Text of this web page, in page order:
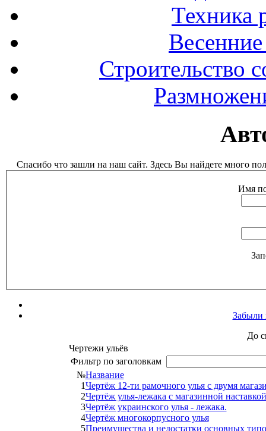
Техника
Строительство
Спасибо что зашли на наш сайт. Здесь Вы найдете много
Имя
Забыли
До
Чертежи ульёв
Фильтр по заголовкам
№Название
1Чертёж 12-ти рамочного улья с двумя
2Чертёж улья-лежака с магазинной
3Чертёж украинского улья - лежака.
4Чертёж многокорпусного улья
5Преимущества и недостатки основных